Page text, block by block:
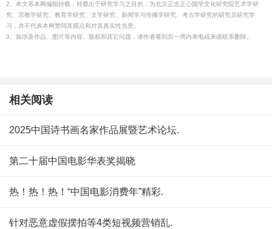
2、本文系本网编辑转载，转载出于研究学习之目的，为北京正念正心国学文化研究院艺术学研
究、宗教学研究、教育学研究、文学研究、新闻学与传播学研究、考古学研究的研究员研究学
习，并不代表本网赞同其观点和对其真实性负责。
3、如涉及作品、图片等内容、版权和其它问题，请作者看到后一周内来电或来函联系删除。
相关阅读
2025中国诗书画名家作品展暨艺术论坛.
第二十届中国电影华表奖揭晓
热！热！热！“中国电影消费年”精彩.
针对恶意虚假摆拍等4类短视频营销乱.